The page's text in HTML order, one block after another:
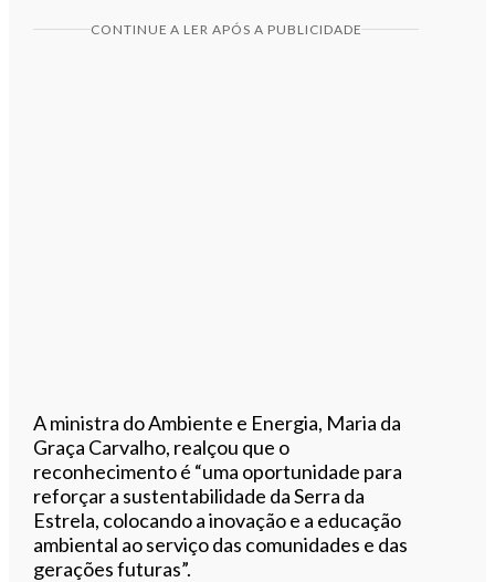
CONTINUE A LER APÓS A PUBLICIDADE
A ministra do Ambiente e Energia, Maria da
Graça Carvalho, realçou que o
reconhecimento é “uma oportunidade para
reforçar a sustentabilidade da Serra da
Estrela, colocando a inovação e a educação
ambiental ao serviço das comunidades e das
gerações futuras”.